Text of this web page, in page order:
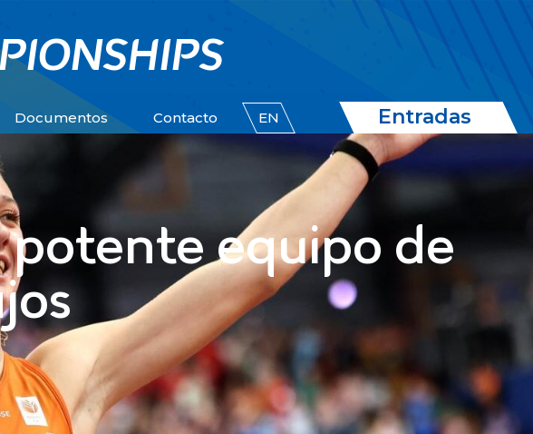
Documentos Contacto EN Entradas
potente equipo de